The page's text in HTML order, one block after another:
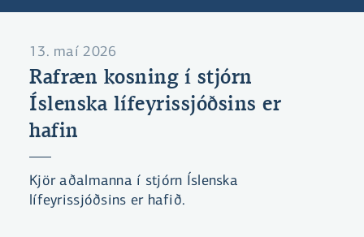
13. maí 2026
Rafræn kosning í stjórn
Íslenska lífeyrissjóðsins er
hafin
Kjör aðalmanna í stjórn Íslenska
lífeyrissjóðsins er hafið.